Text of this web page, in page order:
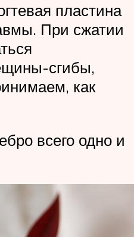
пластина
При сжатии
сгибы,
как
всего одно и